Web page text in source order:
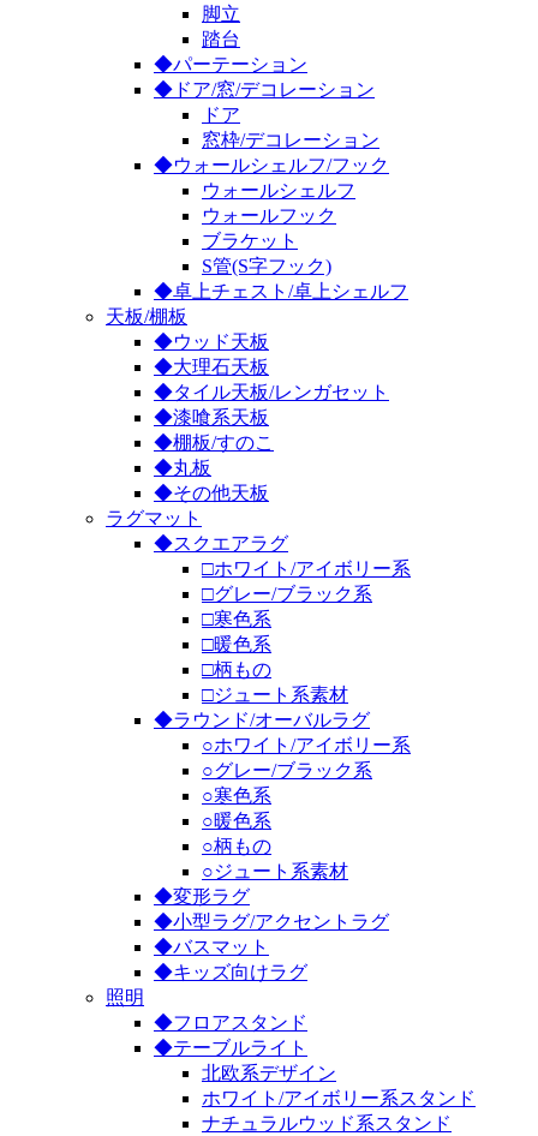
脚立
踏台
◆パーテーション
◆ドア/窓/デコレーション
ドア
窓枠/デコレーション
◆ウォールシェルフ/フック
ウォールシェルフ
ウォールフック
ブラケット
S管(S字フック)
◆卓上チェスト/卓上シェルフ
天板/棚板
◆ウッド天板
◆大理石天板
◆タイル天板/レンガセット
◆漆喰系天板
◆棚板/すのこ
◆丸板
◆その他天板
ラグマット
◆スクエアラグ
□ホワイト/アイボリー系
□グレー/ブラック系
□寒色系
□暖色系
□柄もの
□ジュート系素材
◆ラウンド/オーバルラグ
○ホワイト/アイボリー系
○グレー/ブラック系
○寒色系
○暖色系
○柄もの
○ジュート系素材
◆変形ラグ
◆小型ラグ/アクセントラグ
◆バスマット
◆キッズ向けラグ
照明
◆フロアスタンド
◆テーブルライト
北欧系デザイン
ホワイト/アイボリー系スタンド
ナチュラルウッド系スタンド